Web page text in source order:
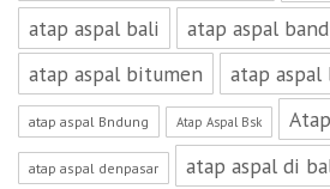
atap aspal bali
atap aspal
atap aspal bitumen atap
atap aspal Bndung Atap Aspal Bsk
atap aspal denpasar atap aspal di